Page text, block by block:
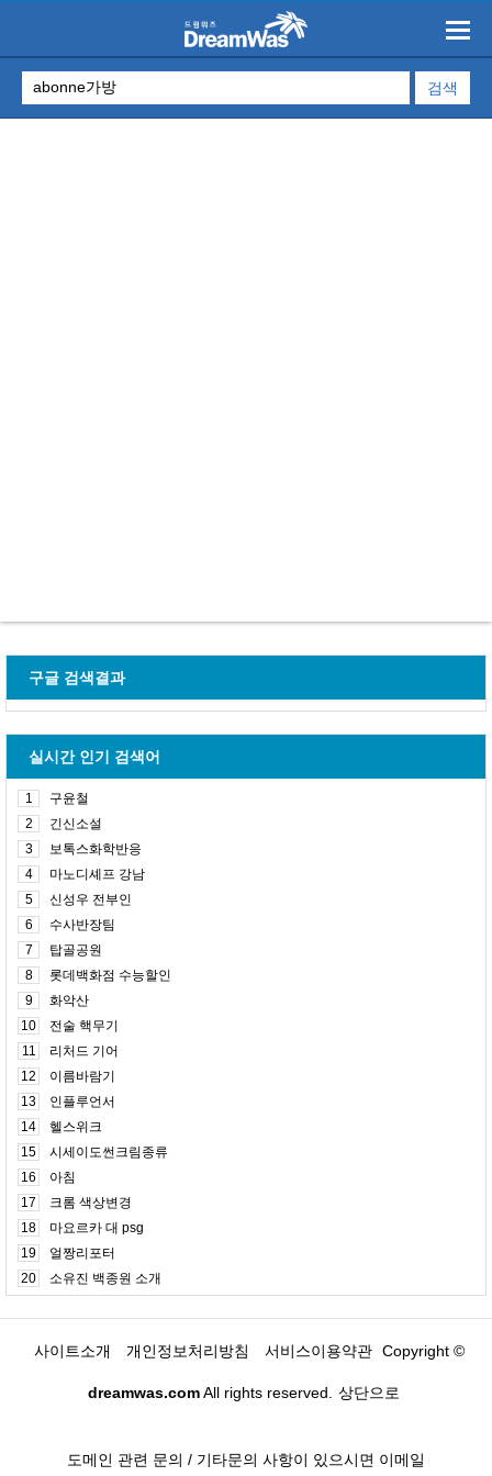
구글 검색결과
실시간 인기 검색어
1
구윤철
2
긴신소설
3
보톡스화학반응
4
마노디셰프 강남
5
신성우 전부인
6
수사반장팀
7
탑골공원
8
롯데백화점 수능할인
9
화악산
10
전술 핵무기
11
리처드 기어
12
이름바람기
13
인플루언서
14
헬스위크
15
시세이도썬크림종류
16
아침
17
크롬 색상변경
18
마요르카 대 psg
19
얼짱리포터
20
소유진 백종원 소개
사이트소개 개인정보처리방침 서비스이용약관 Copyright ©
dreamwas.comAll rights reserved. 상단으로
도메인 관련 문의 / 기타문의 사항이 있으시면 이메일